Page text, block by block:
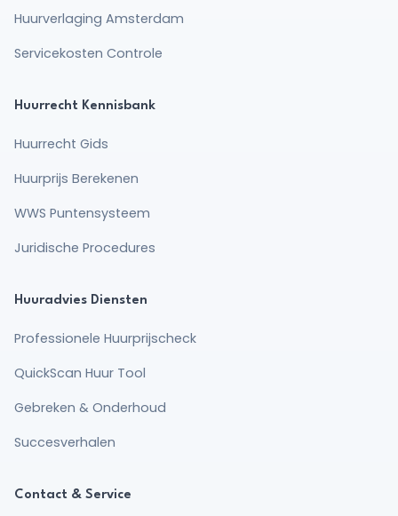
Huurverlaging Amsterdam
Servicekosten Controle
Huurrecht Kennisbank
Huurrecht Gids
Huurprijs Berekenen
WWS Puntensysteem
Juridische Procedures
Huuradvies Diensten
Professionele Huurprijscheck
QuickScan Huur Tool
Gebreken & Onderhoud
Succesverhalen
Contact & Service